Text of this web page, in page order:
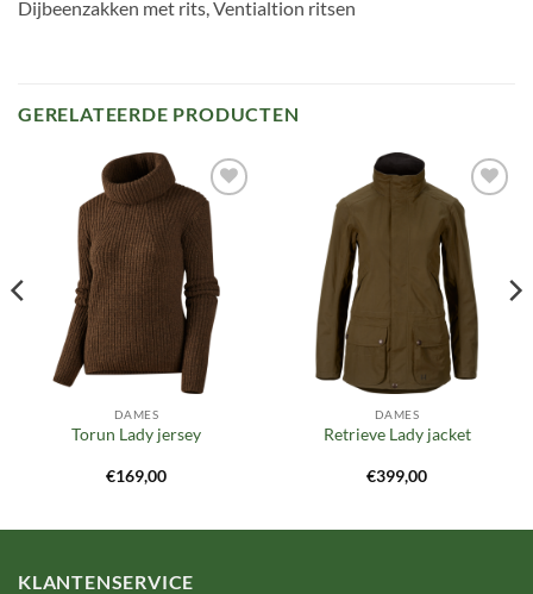
Dijbeenzakken met rits, Ventialtion ritsen
GERELATEERDE PRODUCTEN
Toevoegen
aan
verlanglijst
DAMES
Torun Lady jersey
€169,00
Toevoegen
aan
verlanglijst
DAMES
Retrieve Lady jacket
€399,00
KLANTENSERVICE